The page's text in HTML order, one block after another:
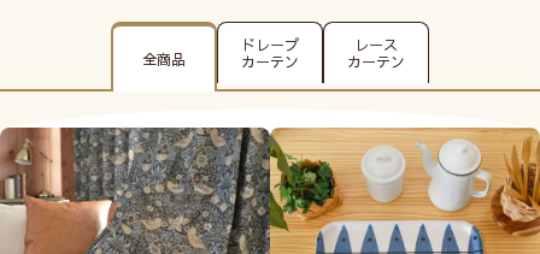
宅急便｜ジブリ
10,450 (税込)
女の宅急便｜ジブリ
10,450 (税込)
｜となりのトトロ｜ジブリ
7,700 (税込)
ン】ミエーヌプラス
3,100 (税込)
全商品
ドレープ
カーテン
レース
カーテン